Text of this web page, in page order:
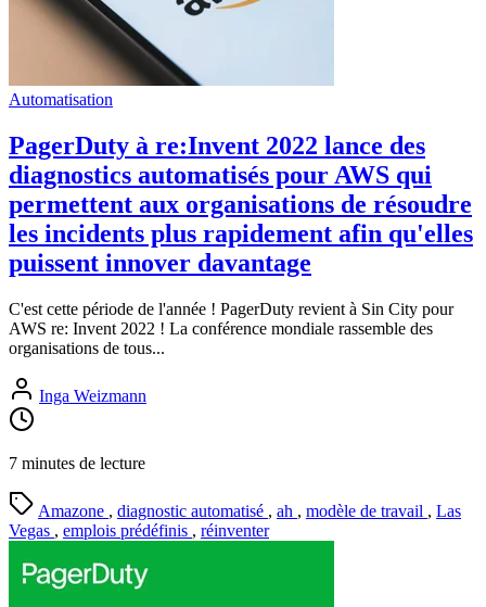
Automatisation
PagerDuty à re:Invent 2022 lance des
diagnostics automatisés pour AWS qui
permettent aux organisations de résoudre
les incidents plus rapidement afin qu'elles
puissent innover davantage
C'est cette période de l'année ! PagerDuty revient à Sin City pour
AWS re: Invent 2022 ! La conférence mondiale rassemble des
organisations de tous...
Inga Weizmann
7 minutes de lecture
Amazone , diagnostic automatisé , ah , modèle de travail , Las
Vegas , emplois prédéfinis , réinventer